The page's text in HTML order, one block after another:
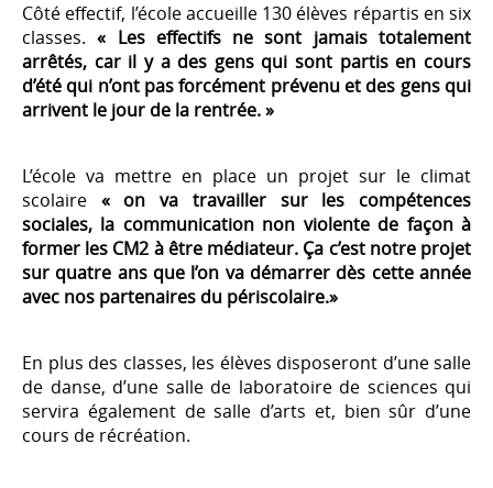
Côté effectif, l’école accueille 130 élèves répartis en six
classes.« Les effectifs ne sont jamais totalement
arrêtés, car il y a des gens qui sont partis en cours
d’été qui n’ont pas forcément prévenu et des gens qui
arrivent le jour de la rentrée. »
L’école va mettre en place un projet sur le climat
scolaire « on va travailler sur les compétences
sociales, la communication non violente de façon à
former les CM2 à être médiateur. Ça c’est notre projet
sur quatre ans que l’on va démarrer dès cette année
avec nos partenaires du périscolaire.»
En plus des classes, les élèves disposeront d’une salle
de danse, d’une salle de laboratoire de sciences qui
servira également de salle d’arts et, bien sûr d’une
cours de récréation.